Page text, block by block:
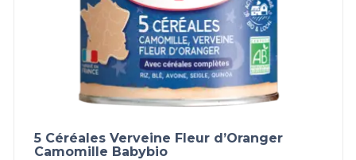
5 Céréales Verveine Fleur d’Oranger
Camomille Babybio